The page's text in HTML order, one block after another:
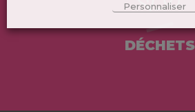
DÉCHETS
Personnaliser